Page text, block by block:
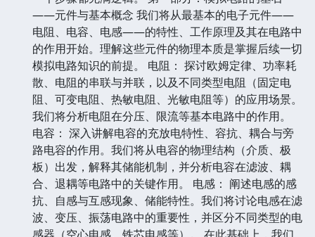
——元件与基本概念 我们将从最基本的电子元件——
电阻、电容、电感——的特性、工作原理及其在电路中
的作用开始。理解这些元件的物理本质是掌握后续一切
模拟电路知识的前提。 电阻： 探讨欧姆定律、功率耗
散、电阻的串联与并联，以及不同类型电阻（固定电
阻、可变电阻、热敏电阻、光敏电阻等）的应用场景。
我们将分析电阻在分压、限流等基本电路中的作用。
电容： 深入讲解电容的充放电特性、容抗、耦合与旁
路电容的作用。我们将从电容的物理结构（介质、极
板）出发，解释其储能机制，并分析电容在滤波、耦
合、退耦等电路中的关键作用。 电感： 阐述电感的感
抗、自感与互感现象、储能特性。我们将讨论电感在滤
波、变压、振荡电路中的重要性，并区分不同类型的电